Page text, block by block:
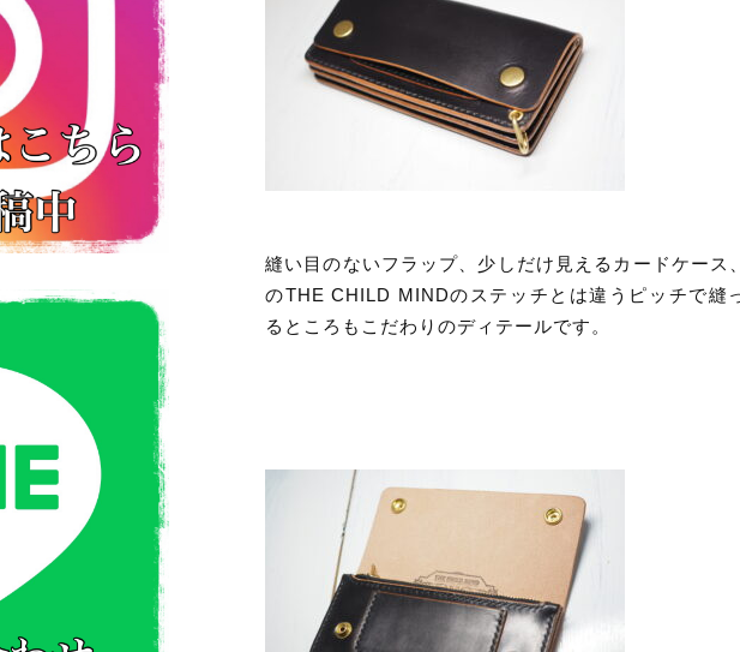
縫い目のないフラップ、少しだけ見えるカードケース
のTHE CHILD MINDのステッチとは違うピッチで縫
るところもこだわりのディテールです。